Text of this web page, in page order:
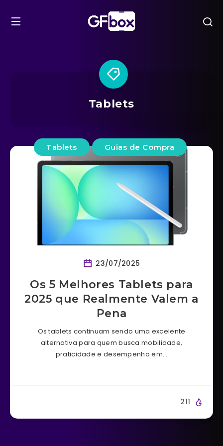
Tablets
Tablets Guias de Compra
23/07/2025
Os 5 Melhores Tablets para
2025 que Realmente Valem a
Pena
Os tablets continuam sendo uma excelente
alternativa para quem busca mobilidade,
praticidade e desempenho em…
211